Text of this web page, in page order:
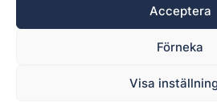
Acceptera
Förneka
Visa
Ansvarig utgivare: Henrik
webbplats är upphovsrättsligt
Byggvärlden är en del av
Policy för datahantering,